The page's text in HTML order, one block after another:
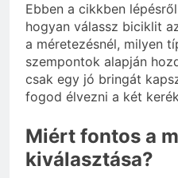
Ebben a cikkben
hogyan válassz biciklit
a méretezésnél, milyen
szempontok alapján
csak egy jó bringát
fogod élvezni a két
Miért fontos a
kiválasztása?